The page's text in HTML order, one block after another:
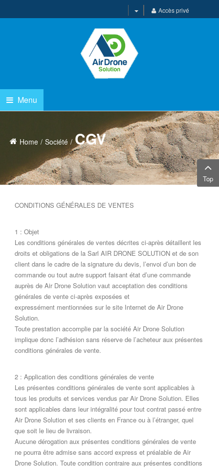
Accès privé
Menu
Home Société CGV
CONDITIONS GÉNÉRALES DE VENTES
1 : Objet
Les conditions générales de ventes décrites ci-après détaillent les
droits et obligations de la Sarl AIR DRONE SOLUTION et de son
client dans le cadre de la signature du devis, l’envoi d’un bon de
commande ou tout autre support faisant état d’une commande
auprès de Air Drone Solution vaut acceptation des conditions
générales de vente ci-après exposées et
expressément mentionnées sur le site Internet de Air Drone
Solution.
Toute prestation accomplie par la société Air Drone Solution
implique donc l’adhésion sans réserve de l’acheteur aux présentes
conditions générales de vente.
2 : Application des conditions générales de vente
Les présentes conditions générales de vente sont applicables à
tous les produits et services vendus par Air Drone Solution. Elles
sont applicables dans leur intégralité pour tout contrat passé entre
Air Drone Solution et ses clients en France ou à l’étranger, quel
que soit le lieu de livraison.
Aucune dérogation aux présentes conditions générales de vente
ne pourra être admise sans accord express et préalable de Air
Drone Solution. Toute condition contraire aux présentes conditions
Top